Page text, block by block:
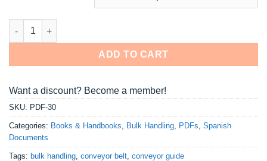
CEMA – Transportadores de Banda para Materiales a Granel-
ADD TO CART
Want a discount? Become a member!
SKU: PDF-30
Categories: Books & Handbooks Bulk Handling PDFs Spanish
Documents
Tags: bulk handling conveyor belt conveyor guide